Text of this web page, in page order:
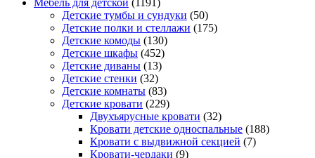
Мебель для детской (1191)
Детские тумбы и сундуки (50)
Детские полки и стеллажи (175)
Детские комоды (130)
Детские шкафы (452)
Детские диваны (13)
Детские стенки (32)
Детские комнаты (83)
Детские кровати (229)
Двухъярусные кровати (32)
Кровати детские односпальные (188)
Кровати с выдвижной секцией (7)
Кровати-чердаки (9)